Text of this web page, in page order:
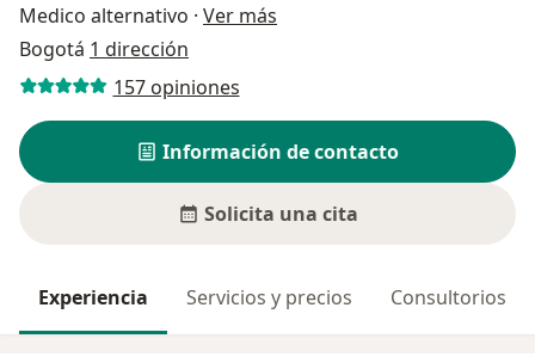
Medico alternativo · Ver más
Bogotá 1 dirección
157 opiniones
Información de contacto
Solicita una cita
Experiencia Servicios y precios Consultorios